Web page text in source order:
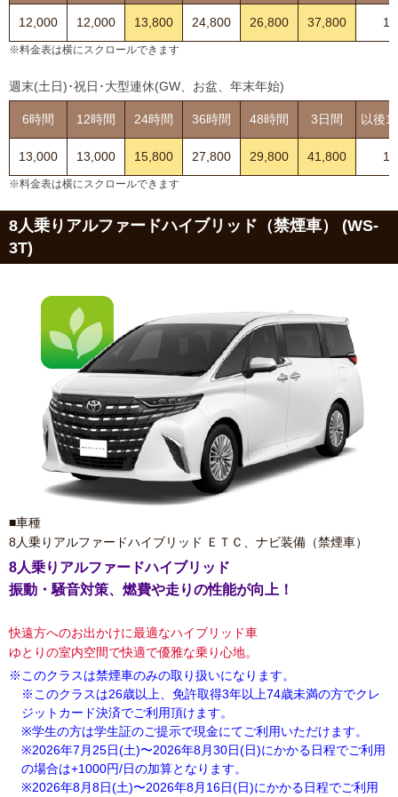
12,000 12,000 13,800 24,800 26,800 37,800
※料金表は横にスクロールできます
週末(土日)･祝日･大型連休(GW、お盆、年末年始)
6時間 12時間 24時間 36時間 48時間 3日間 以後1
13,000 13,000 15,800 27,800 29,800 41,800
※料金表は横にスクロールできます
8人乗りアルファードハイブリッド（禁煙車） (WS-
3T)
■車種
8人乗りアルファードハイブリッド ＥＴＣ、ナビ装備（禁煙車）
8人乗りアルファードハイブリッド
振動・騒音対策、燃費や走りの性能が向上！
快遠方へのお出かけに最適なハイブリッド車
ゆとりの室内空間で快適で優雅な乗り心地。
※このクラスは禁煙車のみの取り扱いになります。
※このクラスは26歳以上、免許取得3年以上74歳未満の方でクレ
ジットカード決済でご利用頂けます。
※学生の方は学生証のご提示で現金にてご利用いただけます。
※2026年7月25日(土)〜2026年8月30日(日)にかかる日程でご利用
の場合は+1000円/日の加算となります。
※2026年8月8日(土)〜2026年8月16日(日)にかかる日程でご利用